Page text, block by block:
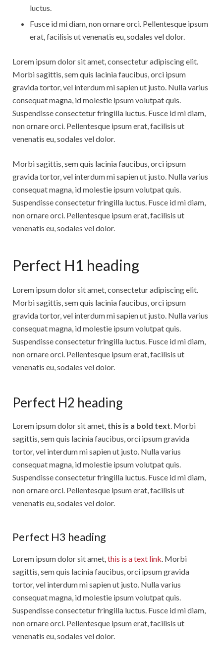
Rebbelroth-Classic 2022
Rebbelroth-Classic 2025
luctus.
Fusce id mi diam, non ornare orci. Pellentesque ipsum
erat, facilisis ut venenatis eu, sodales vel dolor.
Lorem ipsum dolor sit amet, consectetur adipiscing elit.
Morbi sagittis, sem quis lacinia faucibus, orci ipsum
gravida tortor, vel interdum mi sapien ut justo. Nulla varius
consequat magna, id molestie ipsum volutpat quis.
Suspendisse consectetur fringilla luctus. Fusce id mi diam,
non ornare orci. Pellentesque ipsum erat, facilisis ut
venenatis eu, sodales vel dolor.
Morbi sagittis, sem quis lacinia faucibus, orci ipsum
gravida tortor, vel interdum mi sapien ut justo. Nulla varius
consequat magna, id molestie ipsum volutpat quis.
Suspendisse consectetur fringilla luctus. Fusce id mi diam,
non ornare orci. Pellentesque ipsum erat, facilisis ut
venenatis eu, sodales vel dolor.
Perfect H1 heading
Lorem ipsum dolor sit amet, consectetur adipiscing elit.
Morbi sagittis, sem quis lacinia faucibus, orci ipsum
gravida tortor, vel interdum mi sapien ut justo. Nulla varius
consequat magna, id molestie ipsum volutpat quis.
Suspendisse consectetur fringilla luctus. Fusce id mi diam,
non ornare orci. Pellentesque ipsum erat, facilisis ut
venenatis eu, sodales vel dolor.
Perfect H2 heading
Lorem ipsum dolor sit amet, this is a bold text. Morbi
sagittis, sem quis lacinia faucibus, orci ipsum gravida
tortor, vel interdum mi sapien ut justo. Nulla varius
consequat magna, id molestie ipsum volutpat quis.
Suspendisse consectetur fringilla luctus. Fusce id mi diam,
non ornare orci. Pellentesque ipsum erat, facilisis ut
venenatis eu, sodales vel dolor.
Perfect H3 heading
Lorem ipsum dolor sit amet,this is a text link. Morbi
sagittis, sem quis lacinia faucibus, orci ipsum gravida
tortor, vel interdum mi sapien ut justo. Nulla varius
consequat magna, id molestie ipsum volutpat quis.
Suspendisse consectetur fringilla luctus. Fusce id mi diam,
non ornare orci. Pellentesque ipsum erat, facilisis ut
venenatis eu, sodales vel dolor.